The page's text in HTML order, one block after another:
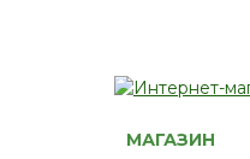
МАГАЗИН